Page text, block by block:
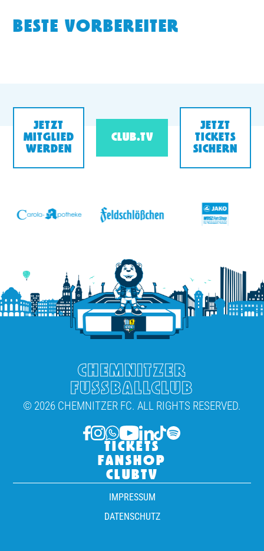
BESTE VORBEREITER
JETZT
MITGLIED
WERDEN
CLUB.TV
JETZT
TICKETS
SICHERN
CHEMNITZER
FUSSBALLCLUB
© 2026 CHEMNITZER FC. ALL RIGHTS RESERVED.
TICKETS
FANSHOP
CLUBTV
IMPRESSUM
DATENSCHUTZ